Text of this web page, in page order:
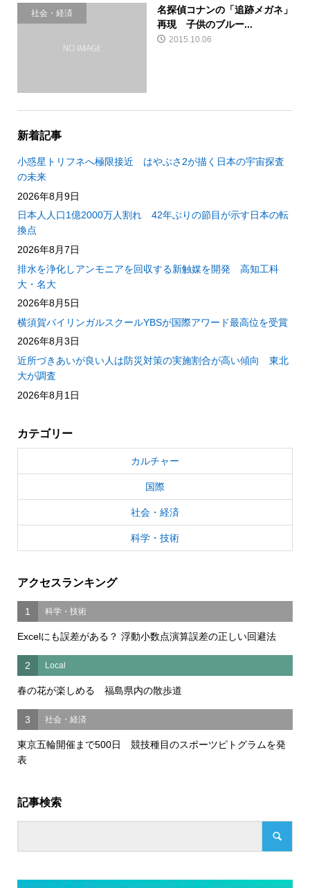
社会・経済
名探偵コナンの「追跡メガネ」
再現 子供のブルー...
2015.10.06
新着記事
小惑星トリフネへ極限接近 はやぶさ2が描く日本の宇宙探査
の未来
2026年8月9日
日本人人口1億2000万人割れ 42年ぶりの節目が示す日本の転
換点
2026年8月7日
排水を浄化しアンモニアを回収する新触媒を開発 高知工科
大・名大
2026年8月5日
横須賀バイリンガルスクールYBSが国際アワード最高位を受賞
2026年8月3日
近所づきあいが良い人は防災対策の実施割合が高い傾向 東北
大が調査
2026年8月1日
カテゴリー
カルチャー
国際
社会・経済
科学・技術
アクセスランキング
1 科学・技術
Excelにも誤差がある？ 浮動小数点演算誤差の正しい回避法
2 Local
春の花が楽しめる 福島県内の散歩道
3 社会・経済
東京五輪開催まで500日 競技種目のスポーツピトグラムを発
表
記事検索